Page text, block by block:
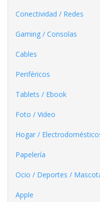
Conectividad / Redes
Gaming / Consolas
Cables
Periféricos
Tablets / Ebook
Foto / Video
Hogar /
Papelería
Ocio / Deportes /
Apple